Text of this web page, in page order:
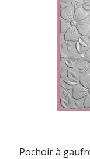
Pochoir à